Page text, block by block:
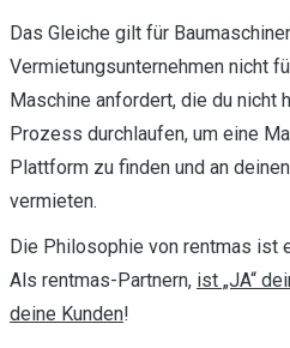
Das Gleiche gilt für
Vermietungsunternehmen nicht
Maschine anfordert, die du nicht
Prozess durchlaufen, um eine
Plattform zu finden und an
vermieten.
Die Philosophie von rentmas ist
Als rentmas-Partnern, ist „JA“
deine Kunden!